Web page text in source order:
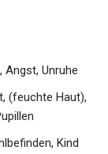
Angst, Unruhe
(feuchte Haut),
Kind